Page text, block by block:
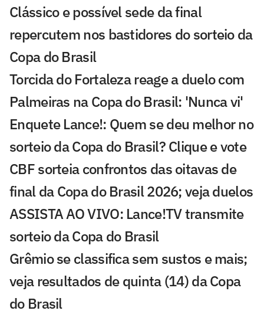
Clássico e possível sede da final
repercutem nos bastidores do sorteio da
Copa do Brasil
Torcida do Fortaleza reage a duelo com
Palmeiras na Copa do Brasil: 'Nunca vi'
Enquete Lance!: Quem se deu melhor no
sorteio da Copa do Brasil? Clique e vote
CBF sorteia confrontos das oitavas de
final da Copa do Brasil 2026; veja duelos
ASSISTA AO VIVO: Lance!TV transmite
sorteio da Copa do Brasil
Grêmio se classifica sem sustos e mais;
veja resultados de quinta (14) da Copa
do Brasil